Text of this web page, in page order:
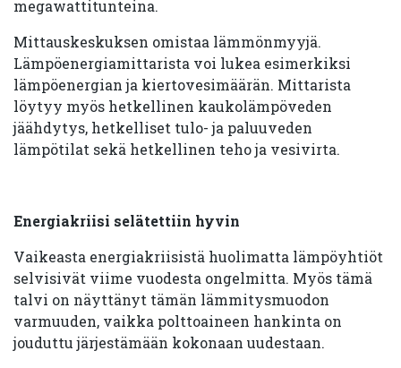
megawattitunteina.
Mittauskeskuksen omistaa lämmönmyyjä.
Lämpöenergiamittarista voi lukea esimerkiksi
lämpöenergian ja kiertovesimäärän. Mittarista
löytyy myös hetkellinen kaukolämpöveden
jäähdytys, hetkelliset tulo- ja paluuveden
lämpötilat sekä hetkellinen teho ja vesivirta.
Energiakriisi selätettiin hyvin
Vaikeasta energiakriisistä huolimatta lämpöyhtiöt
selvisivät viime vuodesta ongelmitta. Myös tämä
talvi on näyttänyt tämän lämmitysmuodon
varmuuden, vaikka polttoaineen hankinta on
jouduttu järjestämään kokonaan uudestaan.